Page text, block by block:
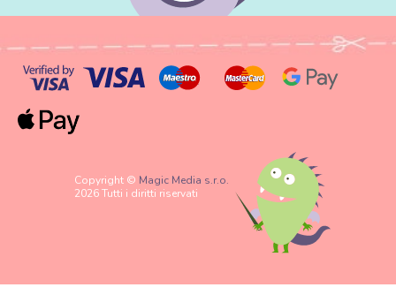
Copyright © Magic Media s.r.o.
2026 Tutti i diritti riservati